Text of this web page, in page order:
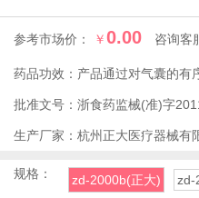
参考市场价： ￥0.00 咨询客
药品功效：
批准文号： 浙食药监械(准)字
生产厂家： 杭州正大医疗器械有
规格： zd-2000b(正大)
zd-